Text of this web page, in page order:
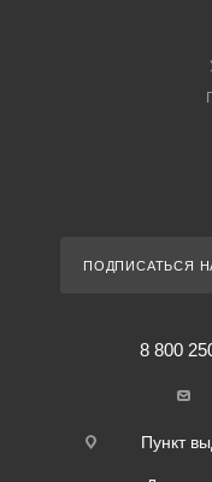
ПОДПИСАТЬСЯ
8 800
Пункт